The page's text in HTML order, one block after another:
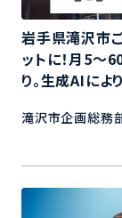
岩手県滝沢市
ットに！月5～
り。生成AIに
滝沢市企画総務